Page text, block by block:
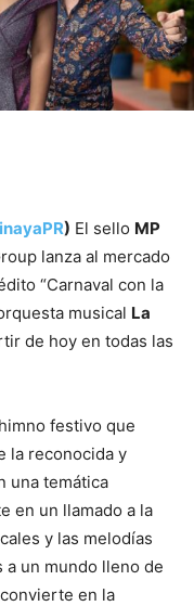
) El sello MP
lanza al mercado
“Carnaval con la
musical La
de hoy en todas las
festivo que
la reconocida y
una temática
en un llamado a la
y las melodías
un mundo lleno de
en la